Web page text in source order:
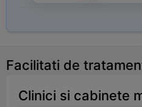
Facilitati de
Clinici si cabinete